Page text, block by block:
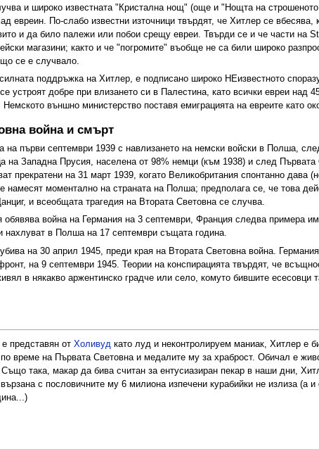
и широко известната "Кристална нощ" (още и "Нощта на
евреин. По-слабо известни източници твърдят, че Хитлер се вбесява,
и да било палежи или побои срещу евреи. Твърди се и че части на
магазини; както и че "погромите" въобще не са били широко
се е случвало.
поддръжка на Хитлер, е подписано широко НЕизвестното
устроят добре при влизането си в Палестина, като всички евреи
външно министерство поставя емиграцията на евреите като
война и смърт
на първи септември 1939 с навлизането на немски войски в Полша,
на Западна Прусия, населена от 98% немци (към 1938) и след
прекратени на 31 март 1939, когато Великобритания спонтанно дава
намесят моментално на страната на Полша; предполага се, че това
и всеобщата трагедия на Втората Световна се случва.
обявява война на Германия на 3 септември, Франция следва примера
нахлуват в Полша на 17 септември същата година.
на 30 април 1945, преди края на Втората Световна война.
на 9 септември 1945. Теории на конспирацията твърдят, че
в някакво аржентинско градче или село, комуто бившите есесовци
представян от Холивудкато луд и неконтролируем маниак, Хитлер е
време на Първата Световна и медалите му за храброст. Обичал е
така, макар да бива считан за ентусиазиран пекар в наши дни,
с пословичните му 6 милиона изпечени курабийки не излиза (а